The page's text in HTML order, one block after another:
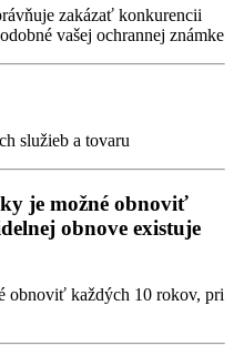
zakázať konkurencii
vašej ochrannej známke
služieb a tovaru
je možné obnoviť
obnove existuje
obnoviť každých 10 rokov, pri